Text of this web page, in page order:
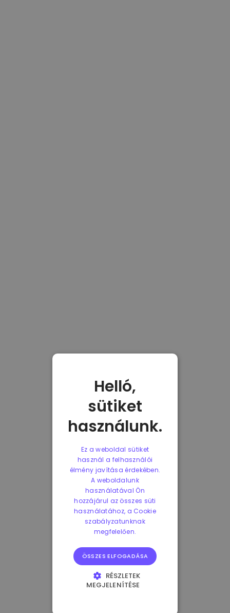
Helló,
sütiket
használunk.
Ez a weboldal sütiket
használ a felhasználói
élmény javítása érdekében.
A weboldalunk
használatával Ön
hozzájárul az összes süti
használatához, a Cookie
szabályzatunknak
megfelelően.
ÖSSZES ELFOGADÁSA
RÉSZLETEK
MEGJELENÍTÉSE